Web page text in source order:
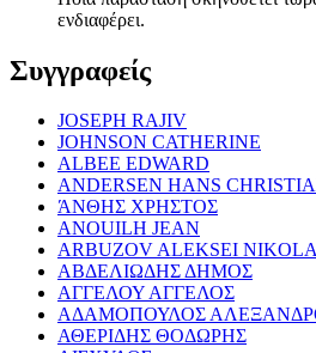
ενδιαφέρει.
Συγγραφείς
JOSEPH RAJIV
JOHNSON CATHERINE
ALBEE EDWARD
ANDERSEN HANS
ΆΝΘΗΣ ΧΡΗΣΤΟΣ
ANOUILH JEAN
ARBUZOV ALEKSEI
ΑΒΔΕΛΙΩΔΗΣ ΔΗΜΟΣ
ΑΓΓΕΛΟΥ ΑΓΓΕΛΟΣ
ΑΔΑΜΟΠΟΥΛΟΣ
ΑΘΕΡΙΔΗΣ ΘΟΔΩΡΗΣ